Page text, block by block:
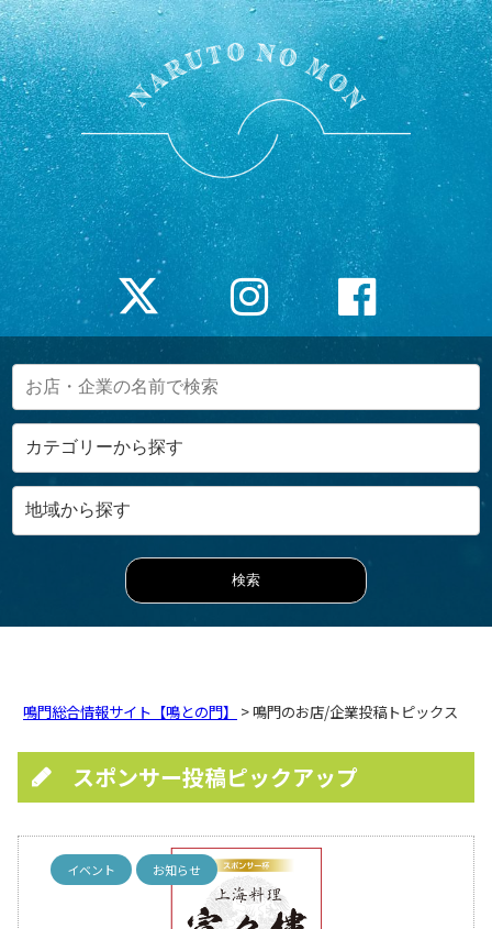
鳴門総合情報サイト【鳴との門】 > 鳴門のお店/企業投稿トピックス
スポンサー投稿ピックアップ
イベント お知らせ